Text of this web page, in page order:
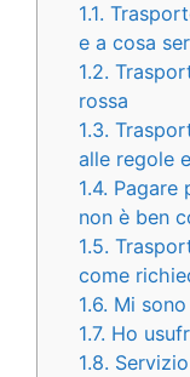
1.1.
e a cosa
1.2.
rossa
1.3.
alle regole
1.4. Pagare
non è ben
1.5.
come
1.6. Mi
1.7. Ho
1.8.